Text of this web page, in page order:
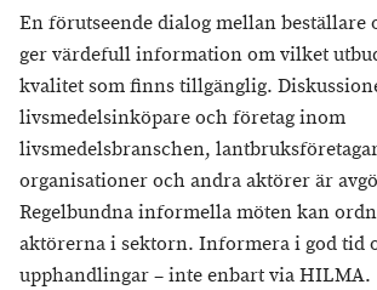
En förutseende dialog mellan beställare
ger värdefull information om vilket
kvalitet som finns tillgänglig.
livsmedelsinköpare och företag inom
livsmedelsbranschen,
organisationer och andra aktörer är
Regelbundna informella möten kan
aktörerna i sektorn. Informera i god tid
upphandlingar – inte enbart via HILMA.